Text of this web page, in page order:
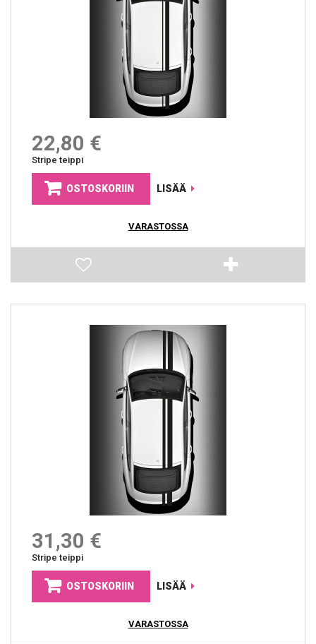
22,80 €
Stripe teippi
OSTOSKORIIN LISÄÄ
VARASTOSSA
31,30 €
Stripe teippi
OSTOSKORIIN LISÄÄ
VARASTOSSA